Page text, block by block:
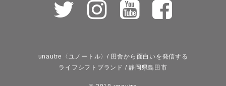
unautre〈ユノートル〉/ 田舎から面白いを発信する
ライフシフトブランド / 静岡県島田市